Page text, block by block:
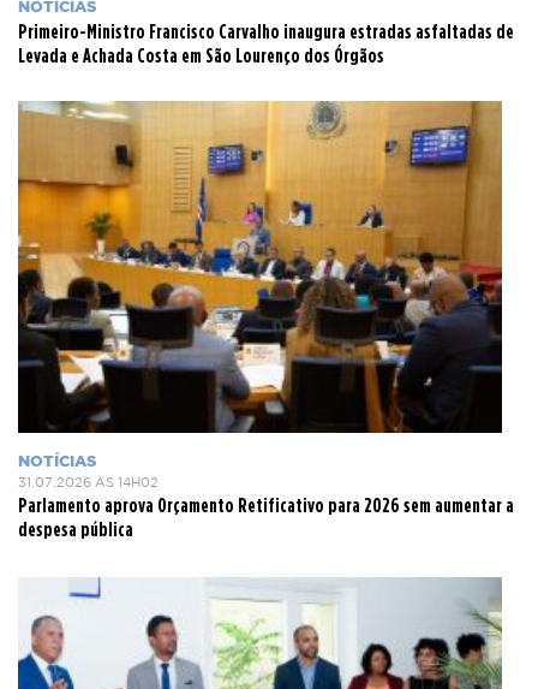
NOTÍCIAS
Primeiro-Ministro Francisco Carvalho inaugura estradas asfaltadas de
Levada e Achada Costa em São Lourenço dos Órgãos
NOTÍCIAS
31.07.2026 ÀS 14H02
Parlamento aprova Orçamento Retificativo para 2026 sem aumentar a
despesa pública